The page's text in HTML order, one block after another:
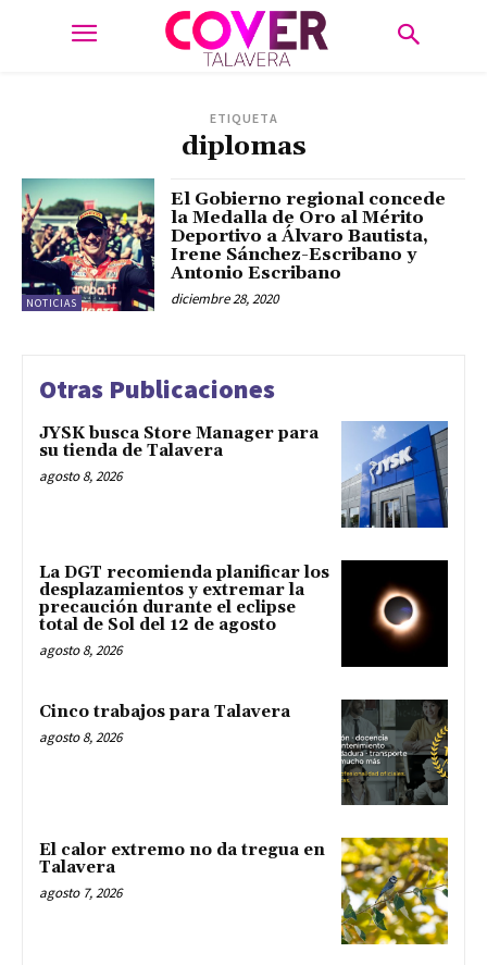
ETIQUETA
diplomas
NOTICIAS
El Gobierno regional concede
la Medalla de Oro al Mérito
Deportivo a Álvaro Bautista,
Irene Sánchez-Escribano y
Antonio Escribano
diciembre 28, 2020
Otras Publicaciones
JYSK busca Store Manager para
su tienda de Talavera
agosto 8, 2026
La DGT recomienda planificar los
desplazamientos y extremar la
precaución durante el eclipse
total de Sol del 12 de agosto
agosto 8, 2026
Cinco trabajos para Talavera
agosto 8, 2026
El calor extremo no da tregua en
Talavera
agosto 7, 2026